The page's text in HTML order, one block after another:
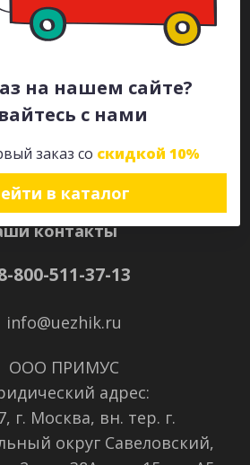
на нашем сайте?
с нами
заказ со скидкой 10%
в каталог
всегда в курсе!
контакты
800-511-37-13
info@uezhik.ru
ООО ПРИМУС
адрес:
г. Москва, вн. тер. г.
округ Савеловский,